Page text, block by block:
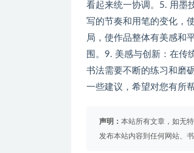
看起来统一协调。5. 用墨
写的节奏和用笔的变化，
局，使作品整体有美感和
围。9. 美感与创新：在传
书法需要不断的练习和磨
一些建议，希望对您有所帮
声明： 本站所有文章，如无
发布本站内容到任何网站、